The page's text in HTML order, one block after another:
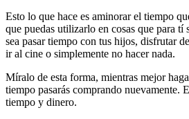
Esto lo que hace es aminorar el tiempo
que puedas utilizarlo en cosas que para tí
sea pasar tiempo con tus hijos, disfrutar
ir al cine o simplemente no hacer nada.
Míralo de esta forma, mientras mejor
tiempo pasarás comprando nuevamente.
tiempo y dinero.